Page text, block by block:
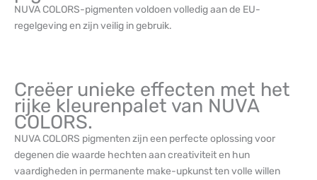
NUVA COLORS-pigmenten voldoen volledig aan de EU-
regelgeving en zijn veilig in gebruik.
Creëer unieke effecten met het
rijke kleurenpalet van NUVA
COLORS.
NUVA COLORS pigmenten zijn een perfecte oplossing voor
degenen die waarde hechten aan creativiteit en hun
vaardigheden in permanente make-upkunst ten volle willen